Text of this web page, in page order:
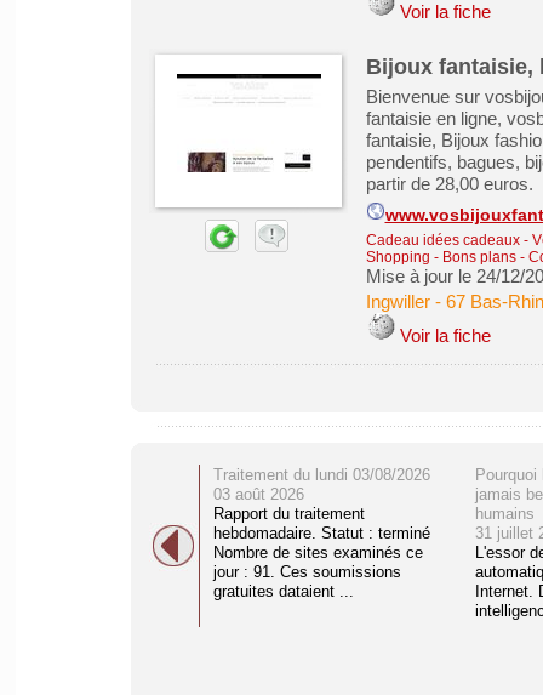
Voir la fiche
Bijoux fantaisie,
Bienvenue sur
fantaisie en ligne,
fantaisie, Bijoux
pendentifs, bagues,
partir de 28,00 euros.
Cadeau idées cadeaux-
Shopping - Bons plans -
Mise à jour le 24/12/
Ingwiller- 67 Bas-Rhin
Voir la fiche
Traitement du lundi 03/08/2026
03 août 2026
Rapport du traitement
hebdomadaire. Statut : terminé
Nombre de sites examinés ce
jour : 91. Ces soumissions
gratuites dataient ...
jamais
humains
31 juillet
L'essor
Internet.